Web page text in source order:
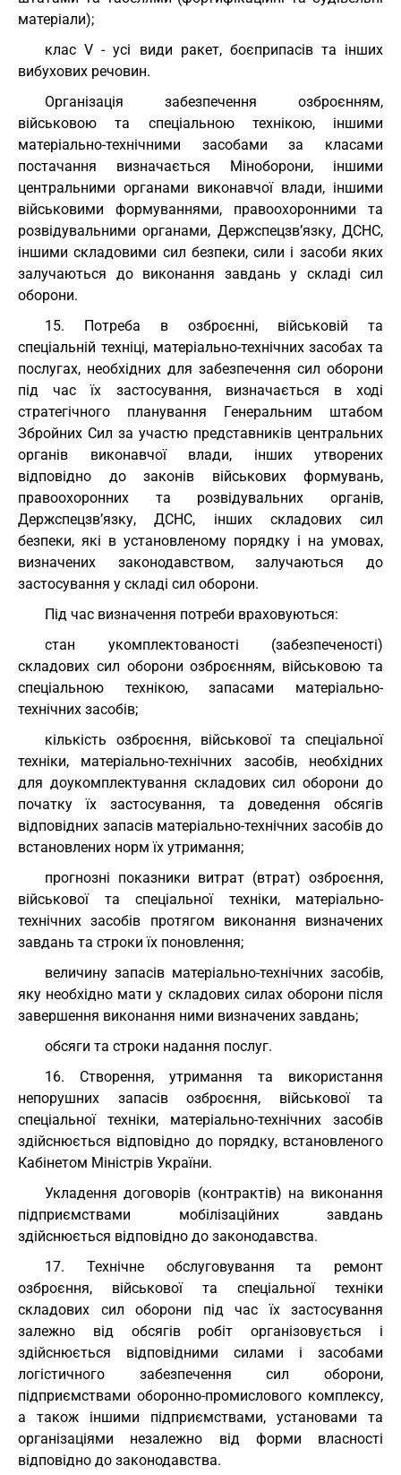
матеріали);
клас V - усі види ракет, боєприпасів та інших
вибухових речовин.
Організація забезпечення озброєнням,
військовою та спеціальною технікою, іншими
матеріально-технічними засобами за класами
постачання визначається Міноборони, іншими
центральними органами виконавчої влади, іншими
військовими формуваннями, правоохоронними та
розвідувальними органами, Держспецзв’язку, ДСНС,
іншими складовими сил безпеки, сили і засоби яких
залучаються до виконання завдань у складі сил
оборони.
15. Потреба в озброєнні, військовій та
спеціальній техніці, матеріально-технічних засобах та
послугах, необхідних для забезпечення сил оборони
під час їх застосування, визначається в ході
стратегічного планування Генеральним штабом
Збройних Сил за участю представників центральних
органів виконавчої влади, інших утворених
відповідно до законів військових формувань,
правоохоронних та розвідувальних органів,
Держспецзв’язку, ДСНС, інших складових сил
безпеки, які в установленому порядку і на умовах,
визначених законодавством, залучаються до
застосування у складі сил оборони.
Під час визначення потреби враховуються:
стан укомплектованості (забезпеченості)
складових сил оборони озброєнням, військовою та
спеціальною технікою, запасами матеріально-
технічних засобів;
кількість озброєння, військової та спеціальної
техніки, матеріально-технічних засобів, необхідних
для доукомплектування складових сил оборони до
початку їх застосування, та доведення обсягів
відповідних запасів матеріально-технічних засобів до
встановлених норм їх утримання;
прогнозні показники витрат (втрат) озброєння,
військової та спеціальної техніки, матеріально-
технічних засобів протягом виконання визначених
завдань та строки їх поновлення;
величину запасів матеріально-технічних засобів,
яку необхідно мати у складових силах оборони після
завершення виконання ними визначених завдань;
обсяги та строки надання послуг.
16. Створення, утримання та використання
непорушних запасів озброєння, військової та
спеціальної техніки, матеріально-технічних засобів
здійснюється відповідно до порядку, встановленого
Кабінетом Міністрів України.
Укладення договорів (контрактів) на виконання
підприємствами мобілізаційних завдань
здійснюється відповідно до законодавства.
17. Технічне обслуговування та ремонт
озброєння, військової та спеціальної техніки
складових сил оборони під час їх застосування
залежно від обсягів робіт організовується і
здійснюється відповідними силами і засобами
логістичного забезпечення сил оборони,
підприємствами оборонно-промислового комплексу,
а також іншими підприємствами, установами та
організаціями незалежно від форми власності
відповідно до законодавства.